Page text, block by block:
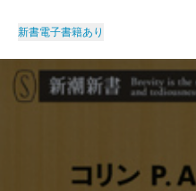
新書電子書籍あり